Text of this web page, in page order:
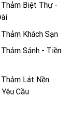
Thảm Biệt Thự -
Khách Sạn
Thảm Sảnh - Tiền
Thảm Lát Nền
Cầu